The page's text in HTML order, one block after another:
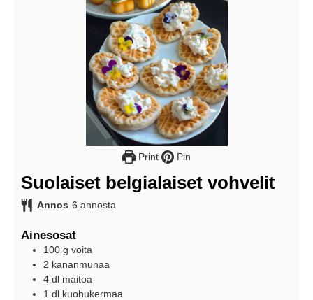
Print Pin
Suolaiset belgialaiset vohvelit
Annos 6 annosta
Ainesosat
100 g voita
2 kananmunaa
4 dl maitoa
1 dl kuohukermaa